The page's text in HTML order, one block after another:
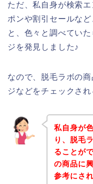
ただ、私自身が検索
ポンや割引セールな
と、色々と調べてい
ジを発見しました♪
なので、脱毛ラボの
ジなどをチェックさ
私自身が
り、脱毛
ることが
の商品に
参考にさ